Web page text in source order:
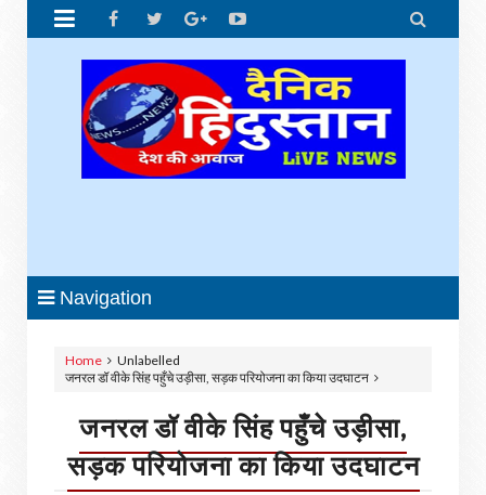
 
Navigation
Home
Unlabelled
जनरल डॉ वीके सिंह पहुँचे उड़ीसा, सड़क परियोजना का किया उदघाटन
जनरल डॉ वीके सिंह पहुँचे उड़ीसा,
सड़क परियोजना का किया उदघाटन